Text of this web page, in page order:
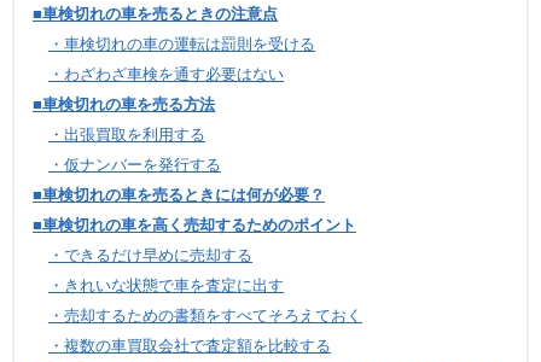
■車検切れの車を売るときの注意点
・車検切れの車の運転は罰則を受ける
・わざわざ車検を通す必要はない
■車検切れの車を売る方法
・出張買取を利用する
・仮ナンバーを発行する
■車検切れの車を売るときには何が必要？
■車検切れの車を高く売却するためのポイント
・できるだけ早めに売却する
・きれいな状態で車を査定に出す
・売却するための書類をすべてそろえておく
・複数の車買取会社で査定額を比較する